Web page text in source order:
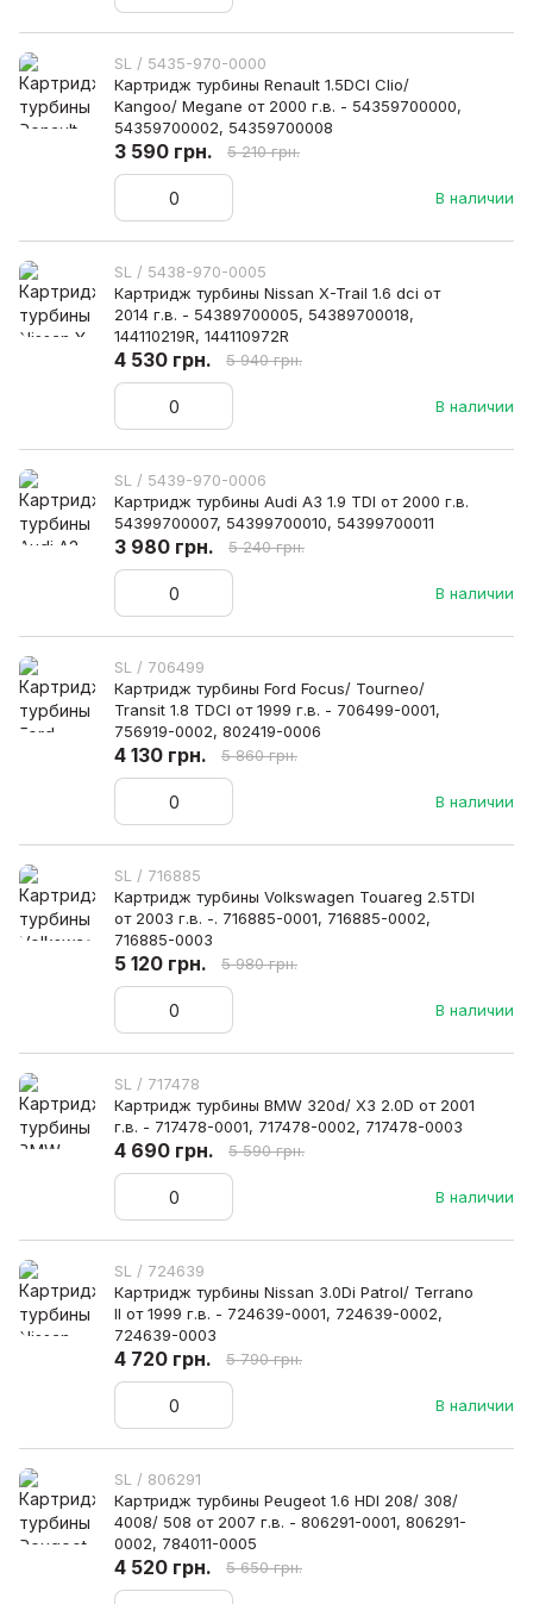
SL / 5435-970-0000
Картридж турбины Renault 1.5DCI Clio/
Kangoo/ Megane от 2000 г.в. - 54359700000,
54359700002, 54359700008
В наличии
3 590 грн. 5 210 грн.
SL / 5438-970-0005
Картридж турбины Nissan X-Trail 1.6 dci от
2014 г.в. - 54389700005, 54389700018,
144110219R, 144110972R
В наличии
4 530 грн. 5 940 грн.
SL / 5439-970-0006
Картридж турбины Audi A3 1.9 TDI от 2000 г.в.
54399700007, 54399700010, 54399700011
В наличии
3 980 грн. 5 240 грн.
SL / 706499
Картридж турбины Ford Focus/ Tourneo/
Transit 1.8 TDСI от 1999 г.в. - 706499-0001,
756919-0002, 802419-0006
В наличии
4 130 грн. 5 860 грн.
SL / 716885
Картридж турбины Volkswagen Touareg 2.5TDI
от 2003 г.в. -. 716885-0001, 716885-0002,
716885-0003
В наличии
5 120 грн. 5 980 грн.
SL / 717478
Картридж турбины BMW 320d/ X3 2.0D от 2001
г.в. - 717478-0001, 717478-0002, 717478-0003
В наличии
4 690 грн. 5 590 грн.
SL / 724639
Картридж турбины Nissan 3.0Di Patrol/ Terrano
II от 1999 г.в. - 724639-0001, 724639-0002,
724639-0003
В наличии
4 720 грн. 5 790 грн.
SL / 806291
Картридж турбины Peugeot 1.6 HDI 208/ 308/
4008/ 508 от 2007 г.в. - 806291-0001, 806291-
0002, 784011-0005
4 520 грн. 5 650 грн.